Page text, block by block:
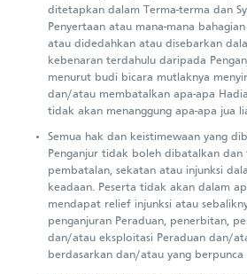
ditetapkan dalam Terma-terma dan
Penyertaan atau mana-mana
atau didedahkan atau disebarkan
kebenaran terdahulu daripada
menurut budi bicara mutlaknya
dan/atau membatalkan apa-apa
tidak akan menanggung apa-apa jua
Semua hak dan keistimewaan yang
Penganjur tidak boleh dibatalkan
pembatalan, sekatan atau injunksi
keadaan. Peserta tidak akan dalam
mendapat relief injunksi atau
penganjuran Peraduan, penerbitan,
dan/atau eksploitasi Peraduan dan/
berdasarkan dan/atau yang